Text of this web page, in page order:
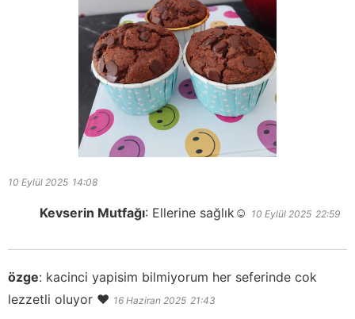
10 Eylül 2025 14:08
Kevserin Mutfağı: Ellerine sağlık☺️ 10 Eylül 2025 22:59
özge: kacinci yapisim bilmiyorum her seferinde cok
lezzetli oluyor ❤️ 16 Haziran 2025 21:43